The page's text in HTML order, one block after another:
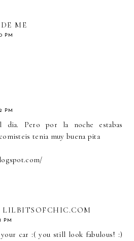
ME
PM
PM
dia. Pero por la noche estabas
tenia muy buena pita
PM
car :( you still look fabulous! :)